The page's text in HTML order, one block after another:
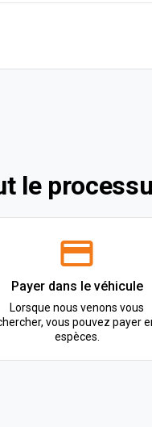
le
Payer dans le véhicule
Lorsque nous venons vous
vous pouvez payer
espèces.